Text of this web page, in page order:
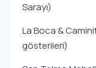
Sarayı)
La Boca &
gösterileri)